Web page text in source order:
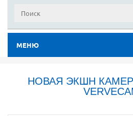
МЕНЮ
НОВАЯ ЭКШН